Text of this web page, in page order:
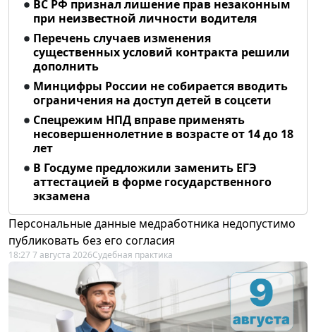
ВС РФ признал лишение прав незаконным
при неизвестной личности водителя
Перечень случаев изменения
существенных условий контракта решили
дополнить
Минцифры России не собирается вводить
ограничения на доступ детей в соцсети
Спецрежим НПД вправе применять
несовершеннолетние в возрасте от 14 до 18
лет
В Госдуме предложили заменить ЕГЭ
аттестацией в форме государственного
экзамена
Персональные данные медработника недопустимо
публиковать без его согласия
18:27 7 августа 2026Судебная практика